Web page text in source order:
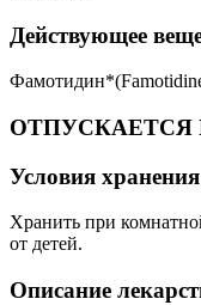
Действующее
ОТПУСКАЕТСЯ
Условия хранения
Хранить при
от детей.
Описание